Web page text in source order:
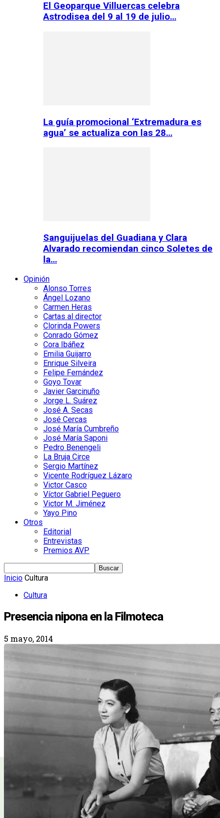
El Geoparque Villuercas celebra
Astrodisea del 9 al 19 de julio…
La guía promocional ‘Extremadura es
agua’ se actualiza con las 28…
Sanguijuelas del Guadiana y Clara
Alvarado recomiendan cinco Soletes de
la…
Opinión
Alonso Torres
Ángel Lozano
Carmen Heras
Cartas al director
Clorinda Powers
Conrado Gómez
Cora Ibáñez
Emilia Guijarro
Enrique Silveira
Felipe Fernández
Goyo Tovar
Javier Garcinuño
Jorge L. Suárez
José A. Secas
José Cercas
José María Cumbreño
José María Saponi
Pedro Benengeli
La Bruja Circe
Sergio Martínez
Vicente Rodríguez Lázaro
Victor Casco
Víctor Gabriel Peguero
Victor M. Jiménez
Yayo Pino
Otros
Editorial
Entrevistas
Premios AVP
Inicio Cultura
Cultura
Presencia nipona en la Filmoteca
5 mayo, 2014